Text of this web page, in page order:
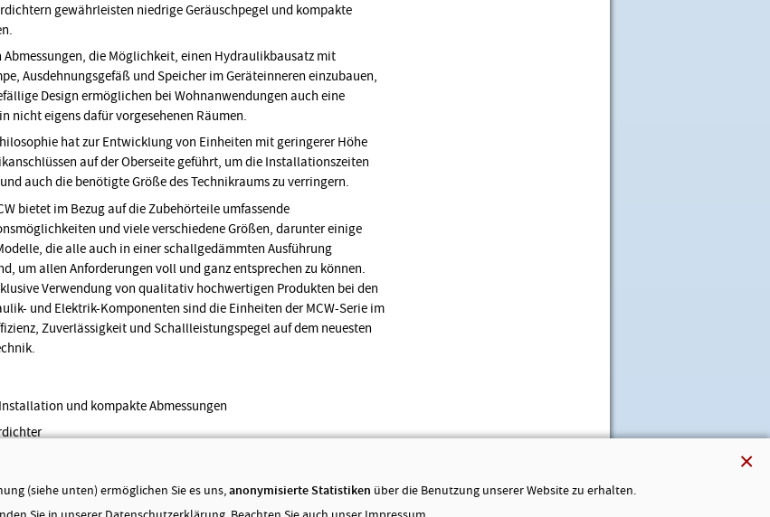
gewährleisten niedrige Geräuschpegel und kompakte
Abmessungen, die Möglichkeit, einen Hydraulikbausatz mit
Ausdehnungsgefäß und Speicher im Geräteinneren einzubauen,
Design ermöglichen bei Wohnanwendungen auch eine
nicht eigens dafür vorgesehenen Räumen.
hat zur Entwicklung von Einheiten mit geringerer Höhe
auf der Oberseite geführt, um die Installationszeiten
auch die benötigte Größe des Technikraums zu verringern.
bietet im Bezug auf die Zubehörteile umfassende
und viele verschiedene Größen, darunter einige
die alle auch in einer schallgedämmten Ausführung
um allen Anforderungen voll und ganz entsprechen zu können.
Verwendung von qualitativ hochwertigen Produkten bei den
und Elektrik-Komponenten sind die Einheiten der MCW-Serie im
Zuverlässigkeit und Schallleistungspegel auf dem neuesten
und kompakte Abmessungen
von Zubehörteilen
der Energieeffizienz
(siehe unten) ermöglichen Sie es uns,anonymisierte Statistiken über die Benutzung unserer Website zu erhalten.
×